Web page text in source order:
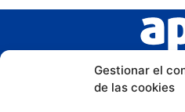
Gestionar el
de las cookies